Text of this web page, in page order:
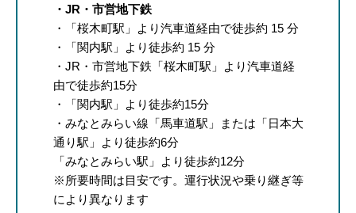
・JR・市営地下鉄
・「桜木町駅」より汽車道経由で徒歩約 15 分
・「関内駅」より徒歩約 15 分
・JR・市営地下鉄「桜木町駅」より汽車道経
由で徒歩約15分
・「関内駅」より徒歩約15分
・みなとみらい線「馬車道駅」または「日本大
通り駅」より徒歩約6分
「みなとみらい駅」より徒歩約12分
※所要時間は目安です。運行状況や乗り継ぎ等
により異なります